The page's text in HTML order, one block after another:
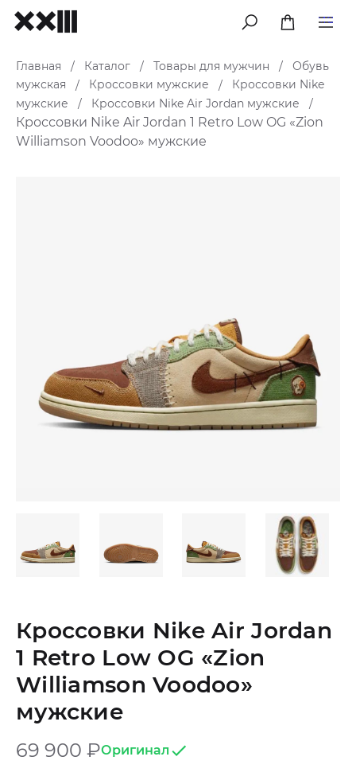
меню
Главная / Каталог / Товары для мужчин /
Обувь
мужская
/ Кроссовки мужские /
Кроссовки Nike
мужские
/ Кроссовки Nike Air Jordan мужские /
Кроссовки Nike Air Jordan 1 Retro Low OG «Zion
Williamson Voodoo» мужские
Кроссовки Nike Air Jordan
1 Retro Low OG «Zion
Williamson Voodoo»
мужские
69 900 ₽Оригинал